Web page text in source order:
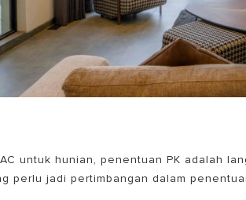
untuk hunian, penentuan PK adalah
perlu jadi pertimbangan dalam